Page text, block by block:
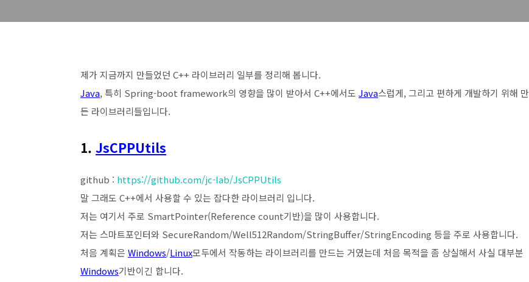
제가 지금까지 만들었던 C++ 라이브러리 일부를 정리해 봅니다.
Java, 특히 Spring-boot framework의 영향을 많이 받아서 C++에서도 Java스럽게, 그리고 편하게 개발하기 위해 만
든 라이브러리들입니다.
1. JsCPPUtils
github : https://github.com/jc-lab/JsCPPUtils
말 그래도 C++에서 사용할 수 있는 잡다한 라이브러리 입니다.
저는 여기서 주로 SmartPointer(Reference count기반)을 많이 사용합니다.
저는 스마트포인터와 SecureRandom/Well512Random/StringBuffer/StringEncoding 등을 주로 사용합니다.
처음 계획은 Windows/Linux모두에서 작동하는 라이브러리를 만드는 거였는데 처음 목적을 좀 상실해서 사실 대부분
Windows기반이긴 합니다.